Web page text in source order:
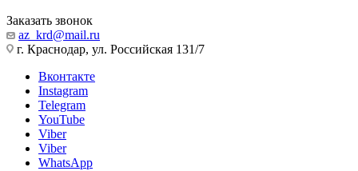
Заказать звонок
az_krd@mail.ru
г. Краснодар, ул. Российская 131/7
Вконтакте
Instagram
Telegram
YouTube
Viber
Viber
WhatsApp